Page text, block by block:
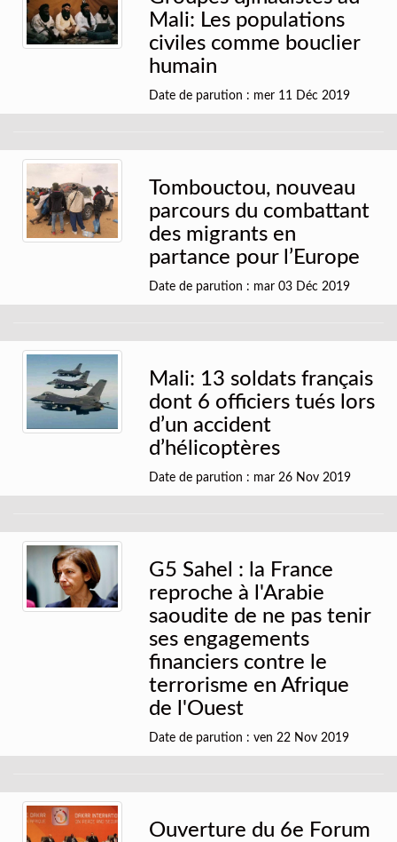
Mali: Les populations
civiles comme bouclier
humain
Date de parution : mer 11 Déc 2019
Tombouctou, nouveau
parcours du combattant
des migrants en
partance pour l’Europe
Date de parution : mar 03 Déc 2019
Mali: 13 soldats français
dont 6 officiers tués lors
d’un accident
d’hélicoptères
Date de parution : mar 26 Nov 2019
G5 Sahel : la France
reproche à l'Arabie
saoudite de ne pas tenir
ses engagements
financiers contre le
terrorisme en Afrique
de l'Ouest
Date de parution : ven 22 Nov 2019
Ouverture du 6e Forum